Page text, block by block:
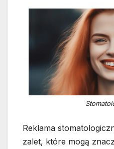
Reklama
zalet, które mogą